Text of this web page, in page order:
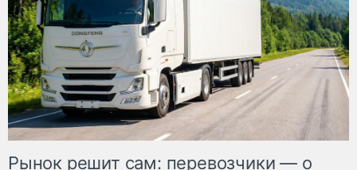
Рынок решит сам: перевозчики — о